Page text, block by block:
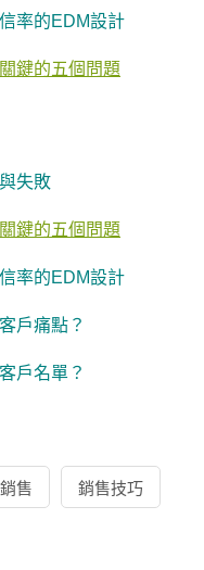
率的EDM設計
鍵的五個問題
失敗
鍵的五個問題
率的EDM設計
戶痛點？
戶名單？
售 銷售技巧